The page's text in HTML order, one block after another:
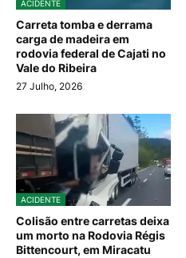
ACIDENTE
Carreta tomba e derrama
carga de madeira em
rodovia federal de Cajati no
Vale do Ribeira
27 Julho, 2026
ACIDENTE
Colisão entre carretas deixa
um morto na Rodovia Régis
Bittencourt, em Miracatu